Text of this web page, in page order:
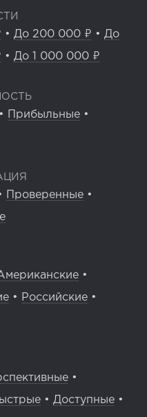
• До 200 000 ₽ • До
• До 1 000 000 ₽
• Прибыльные •
Проверенные •
•
• Российские •
•
• Доступные •